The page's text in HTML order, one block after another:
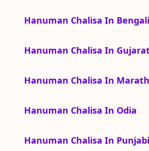
Hanuman Chalisa In Bengali
Hanuman Chalisa In
Hanuman Chalisa In
Hanuman Chalisa In Odia
Hanuman Chalisa In Punjabi